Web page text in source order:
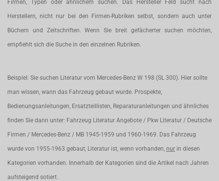
Firmen, Typen oder ähnlichem suchen. Das Hersteller Feld sucht nach
Herstellern, nicht nur bei den Firmen-Rubriken selbst, sondern auch unter
Büchern und Zeitschriften. Wenn Sie breit gefächerter suchen möchten,
empfiehlt sich die Suche in den einzelnen Rubriken.
Beispiel: Sie suchen Literatur vom Mercedes-Benz W 198 (SL 300). Hier sollte
man wissen, wann das Fahrzeug gebaut wurde. Prospekte,
Bedienungsanleitungen, Ersatzteillisten, Reparaturanleitungen und ähnliches
finden Sie dann unter: Fahrzeug Literatur Angebote / Pkw Literatur / Deutsche
Firmen / Mercedes-Benz / MB 1945-1959 und 1960-1969. Das Fahrzeug
wurde von 1955-1963 gebaut, Literatur ist, wenn vorhanden, nur in diesen
Kategorien vorhanden. Innerhalb der Kategorien sind die Artikel nach Jahren
aufsteigend sotiert.